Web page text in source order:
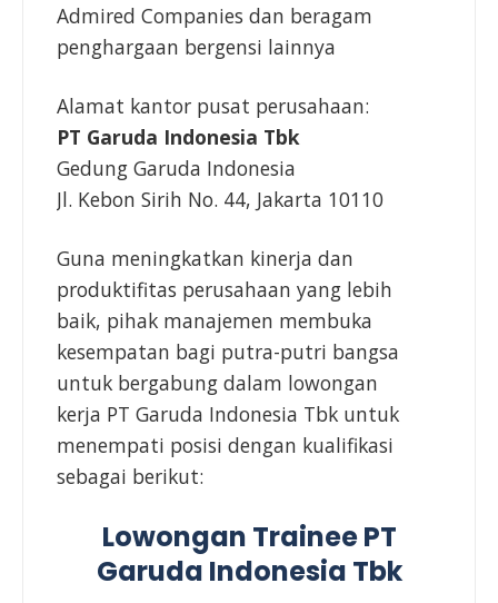
Admired Companies dan beragam
penghargaan bergensi lainnya
Alamat kantor pusat perusahaan:
PT Garuda Indonesia Tbk
Gedung Garuda Indonesia
Jl. Kebon Sirih No. 44, Jakarta 10110
Guna meningkatkan kinerja dan
produktifitas perusahaan yang lebih
baik, pihak manajemen membuka
kesempatan bagi putra-putri bangsa
untuk bergabung dalam lowongan
kerja PT Garuda Indonesia Tbk untuk
menempati posisi dengan kualifikasi
sebagai berikut:
Lowongan Trainee PT
Garuda Indonesia Tbk